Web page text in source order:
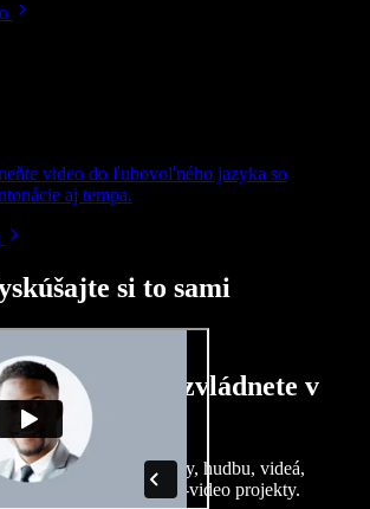
video do ľubovoľného jazyka so
aj tempa.
si to sami
toho, čo zvládnete v
bezplatné obrázky, hudbu, videá,
pôsobivé audio-video projekty.